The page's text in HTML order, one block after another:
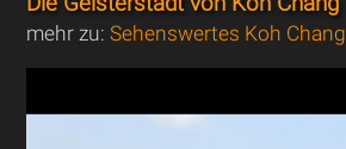
mehr zu:Sehenswertes Koh Chang